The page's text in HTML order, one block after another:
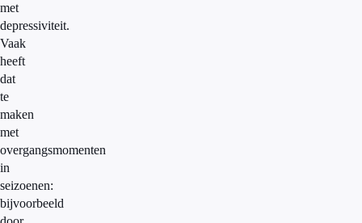
met
depressiviteit.
Vaak
heeft
dat
te
maken
met
overgangsmomenten
in
seizoenen:
bijvoorbeeld